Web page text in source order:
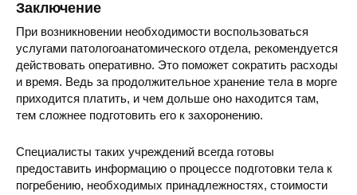
Заключение
При возникновении необходимости воспользоваться
услугами патологоанатомического отдела, рекомендуется
действовать оперативно. Это поможет сократить расходы
и время. Ведь за продолжительное хранение тела в морге
приходится платить, и чем дольше оно находится там,
тем сложнее подготовить его к захоронению.
Специалисты таких учреждений всегда готовы
предоставить информацию о процессе подготовки тела к
погребению, необходимых принадлежностях, стоимости